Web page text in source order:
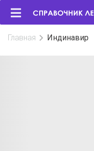
Главная Индинавир